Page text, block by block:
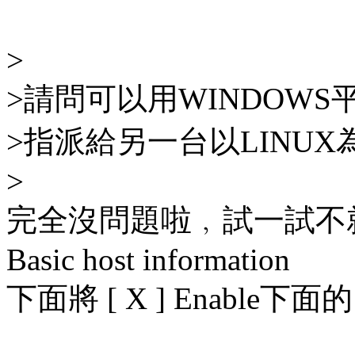
>
>請問可以用WINDOWS
>指派給另一台以LINUX
>
完全沒問題啦﹐試一試
Basic host information
下面將 [ X ] Enable下面